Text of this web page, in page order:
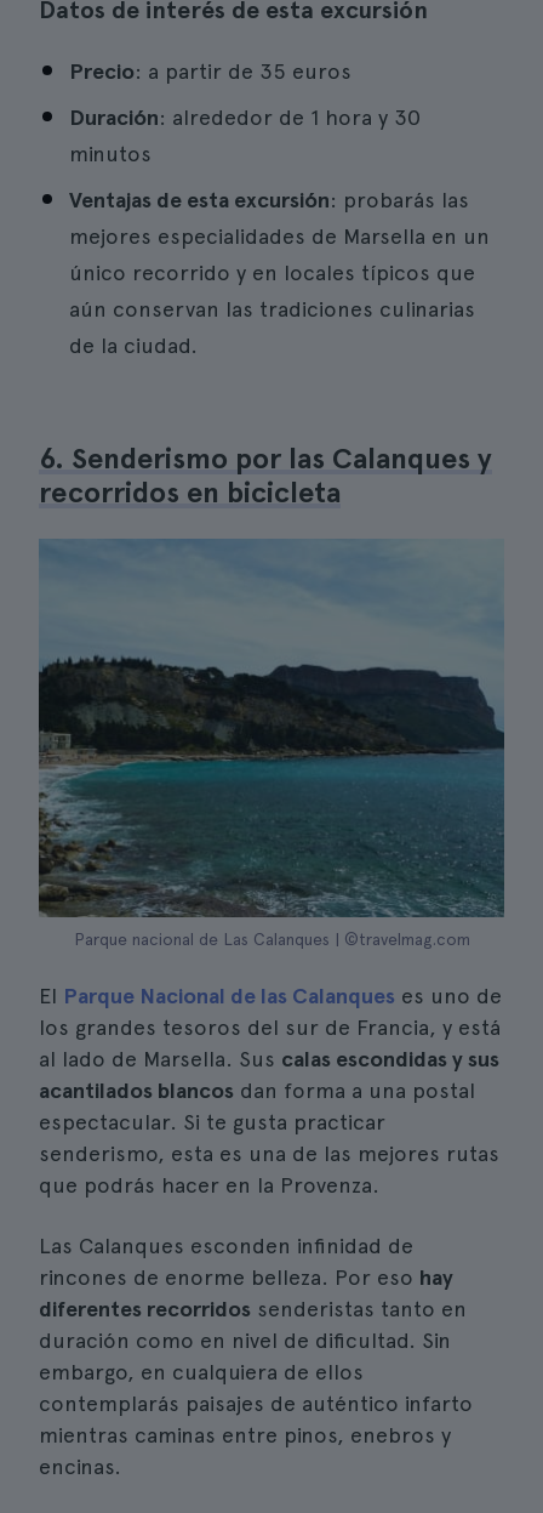
Datos de interés de esta excursión
Precio: a partir de 35 euros
Duración: alrededor de 1 hora y 30
minutos
Ventajas de esta excursión: probarás las
mejores especialidades de Marsella en un
único recorrido y en locales típicos que
aún conservan las tradiciones culinarias
de la ciudad.
6. Senderismo por las Calanques y
recorridos en bicicleta
Parque nacional de Las Calanques | ©travelmag.com
El Parque Nacional de las Calanques es uno de
los grandes tesoros del sur de Francia, y está
al lado de Marsella. Sus calas escondidas y sus
acantilados blancos dan forma a una postal
espectacular. Si te gusta practicar
senderismo, esta es una de las mejores rutas
que podrás hacer en la Provenza.
Las Calanques esconden infinidad de
rincones de enorme belleza. Por eso hay
diferentes recorridos senderistas tanto en
duración como en nivel de dificultad. Sin
embargo, en cualquiera de ellos
contemplarás paisajes de auténtico infarto
mientras caminas entre pinos, enebros y
encinas.